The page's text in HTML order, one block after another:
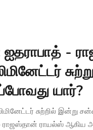
ஐதராபாத் -
யார்?
சுற்றில் இன்று
ராஜஸ்தான் ராயல்ஸ் ஆகிய